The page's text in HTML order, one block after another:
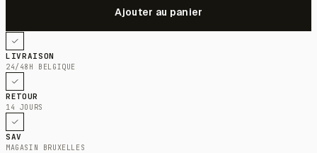
LIVRAISON
24/48H BELGIQUE
RETOUR
14 JOURS
SAV
MAGASIN BRUXELLES